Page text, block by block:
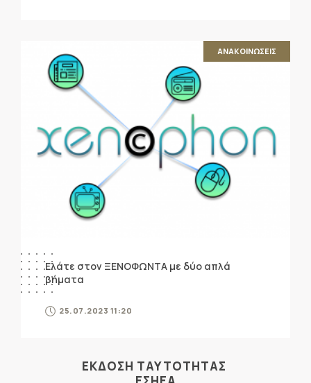
ΑΝΑΚΟΙΝΩΣΕΙΣ
Ελάτε στον ΞΕΝΟΦΩΝΤΑ με δύο απλά
βήματα
25.07.2023 11:20
ΕΚΔΟΣΗ ΤΑΥΤΟΤΗΤΑΣ